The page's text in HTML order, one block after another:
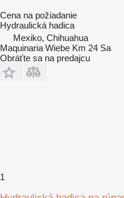
Cena na požiadanie
Hydraulická hadica
Mexiko, Chihuahua
Maquinaria Wiebe Km 24 Sa
Obráťte sa na predajcu
1